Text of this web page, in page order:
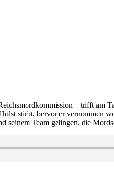
– trifft am
stirbt, bervor er vernommen
seinem Team gelingen, die